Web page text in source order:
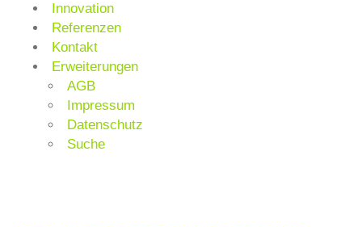
Innovation
Referenzen
Kontakt
Erweiterungen
AGB
Impressum
Datenschutz
Suche